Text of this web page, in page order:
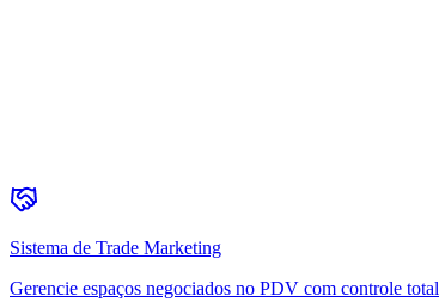
Sistema de Trade Marketing
Gerencie espaços negociados no PDV com controle total